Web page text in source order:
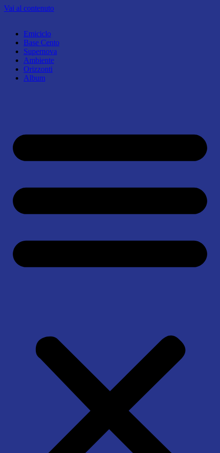
Vai al contenuto
Emiciclo
Base Cento
Supernova
Ambiente
Orizzonti
Album